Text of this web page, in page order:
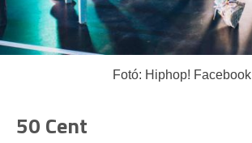
Fotó: Hiphop! Facebook
50 Cent